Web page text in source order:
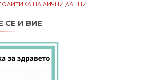
НА ЛИЧНИ ДАННИ
СЕ И ВИЕ